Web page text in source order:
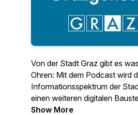
Von der Stadt Graz gibt es
Ohren: Mit dem Podcast wird
Informationsspektrum der
einen weiteren digitalen
erweitert. Die Themen aus
Show More